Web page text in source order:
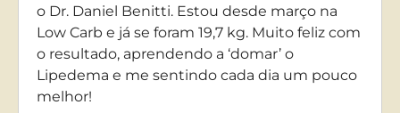
o Dr. Daniel Benitti. Estou desde março na
Low Carb e já se foram 19,7 kg. Muito feliz com
o resultado, aprendendo a ‘domar’ o
Lipedema e me sentindo cada dia um pouco
melhor!